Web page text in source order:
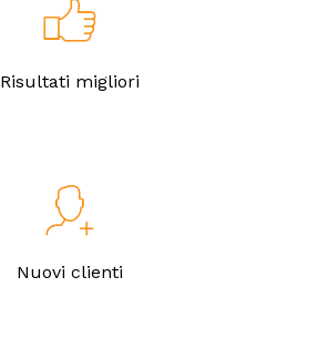
Risultati migliori
Nuovi clienti